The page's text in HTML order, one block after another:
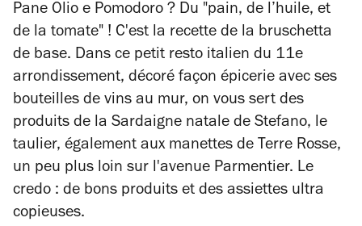
Pane Olio e Pomodoro ? Du "pain, de l’huile, et
de la tomate" ! C'est la recette de la bruschetta
de base. Dans ce petit resto italien du 11e
arrondissement, décoré façon épicerie avec ses
bouteilles de vins au mur, on vous sert des
produits de la Sardaigne natale de Stefano, le
taulier, également aux manettes de Terre Rosse,
un peu plus loin sur l'avenue Parmentier. Le
credo : de bons produits et des assiettes ultra
copieuses.